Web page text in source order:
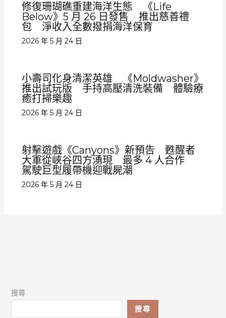
修復珊瑚礁重建海洋生態 《Life
Below》5 月 26 日發售 推出慈善禮
包 淨收入全數撥捐海洋保育
2026 年 5 月 24 日
小壽司化身清潔英雄 《Moldwasher》
推出試玩版 手持高壓清洗裝備 體驗療
癒打掃樂趣
2026 年 5 月 24 日
射擊遊戲《Canyons》新預告 甦醒者
大軍從峽谷四方湧現 最多 4 人合作
駕駛巨型履帶機迎戰屍潮
2026 年 5 月 24 日
搜尋
搜尋